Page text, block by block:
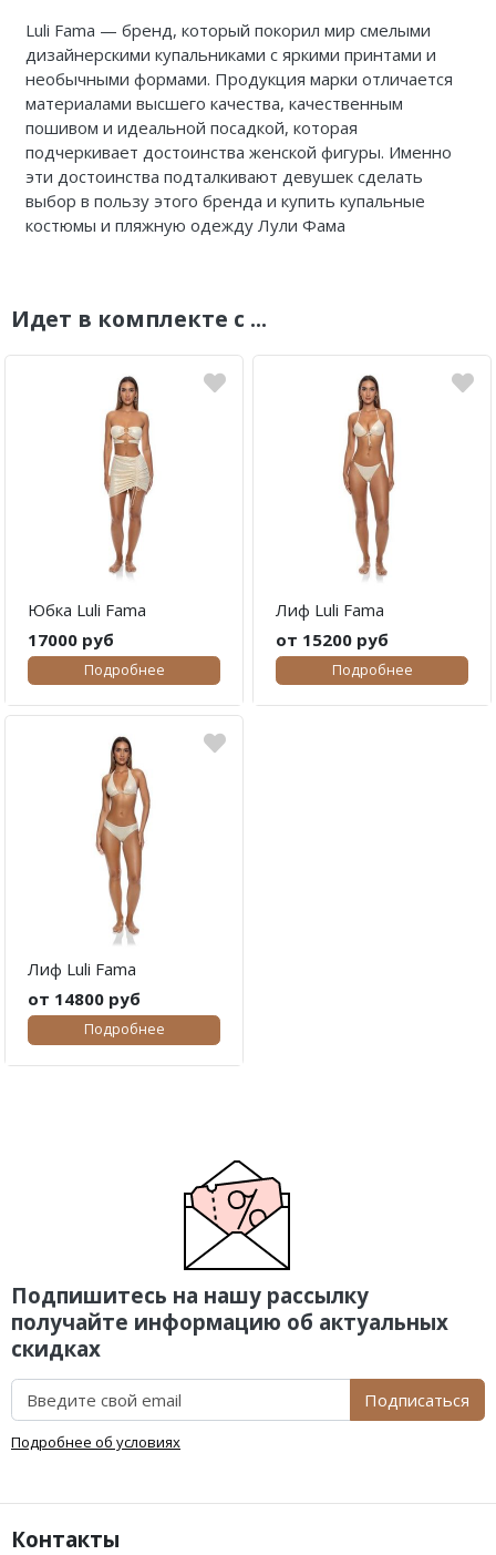
Luli Fama — бренд, который покорил мир смелыми
дизайнерскими купальниками с яркими принтами и
необычными формами. Продукция марки отличается
материалами высшего качества, качественным
пошивом и идеальной посадкой, которая
подчеркивает достоинства женской фигуры. Именно
эти достоинства подталкивают девушек сделать
выбор в пользу этого бренда и купить купальные
костюмы и пляжную одежду Лули Фама
Идет в комплекте с ...
Юбка Luli Fama
17000 руб
Подробнее
Лиф Luli Fama
от 15200 руб
Подробнее
Лиф Luli Fama
от 14800 руб
Подробнее
Подпишитесь на нашу рассылку
получайте информацию об актуальных
скидках
Подписаться
Подробнее об условиях
Контакты